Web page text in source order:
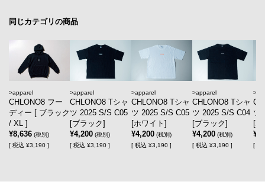
同じカテゴリの商品
apparel
CHLONO8 フー
ディー [ ブラック
/ XL ]
¥8,636 (税別)
[ 税込 ¥3,190 ]
apparel
CHLONO8 Tシャ
ツ 2025 S/S C05
[ブラック]
¥4,200 (税別)
[税込 ¥3,190 ]
apparel
CHLONO8 Tシャ
ツ 2025 S/S C05
[ホワイト]
¥4,200 (税別)
[ 税込 ¥3,190 ]
apparel
CHLONO8 Tシャ
ツ 2025 S/S C04
[ブラック]
¥4,200 (税別)
[ 税込 ¥3,190 ]
ツ
[
[